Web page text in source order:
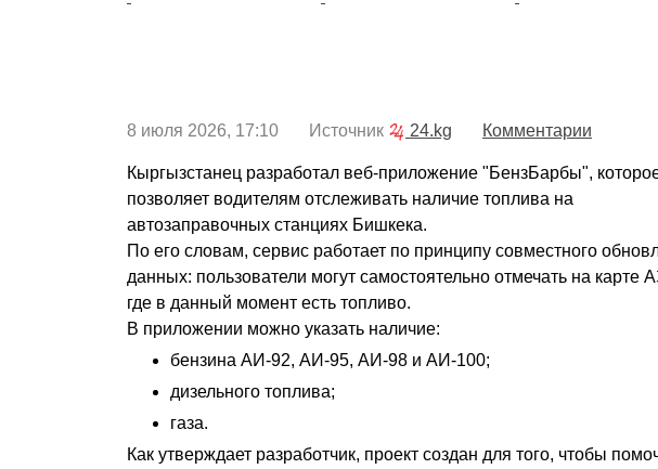
8 июля 2026, 17:10 Источник 24.kg Комментарии
Кыргызстанец разработал веб-приложение "БензБарбы",
позволяет водителям отслеживать наличие топлива на
автозаправочных станциях Бишкека.
По его словам, сервис работает по принципу совместного
данных: пользователи могут самостоятельно отмечать на карте
где в данный момент есть топливо.
В приложении можно указать наличие:
бензина АИ-92, АИ-95, АИ-98 и АИ-100;
дизельного топлива;
газа.
Как утверждает разработчик, проект создан для того, чтобы